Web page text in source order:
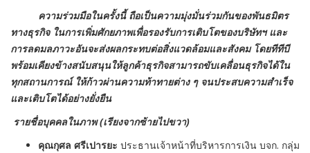
ความร่วมมือในครั้งนี้ ถือเป็นความมุ่งมั่นร่วมกันของพันธมิตร
ทางธุรกิจ ในการเพิ่มศักยภาพเพื่อรองรับการเติบโตของบริษัทฯ และ
การลดมลภาวะอันจะส่งผลกระทบต่อสิ่งแวดล้อมและสังคม โดยทีทีบี
พร้อมเคียงข้างสนับสนุนให้ลูกค้าธุรกิจสามารถขับเคลื่อนธุรกิจได้ใน
ทุกสถานการณ์ ให้ก้าวผ่านความท้าทายต่าง ๆ จนประสบความสำเร็จ
และเติบโตได้อย่างยั่งยืน
รายชื่อบุคคลในภาพ (เรียงจากซ้ายไปขวา)
คุณกุศล ศรีเปารยะ ประธานเจ้าหน้าที่บริหารการเงิน บจก. กลุ่ม